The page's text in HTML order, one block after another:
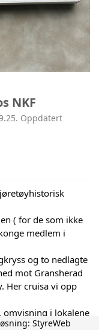
NKF
Oppdatert
( for de som ikke
medlem i
og to nedlagte
mot Gransherad
Her cruisa vi opp
omvisning i lokalene
klubben og deres
StyreWeb